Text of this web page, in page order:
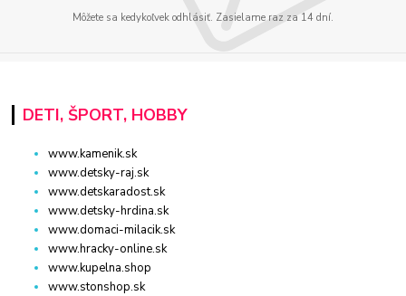
Môžete sa kedykoľvek odhlásiť. Zasielame raz za 14 dní.
DETI, ŠPORT, HOBBY
www.kamenik.sk
www.detsky-raj.sk
www.detskaradost.sk
www.detsky-hrdina.sk
www.domaci-milacik.sk
www.hracky-online.sk
www.kupelna.shop
www.stonshop.sk